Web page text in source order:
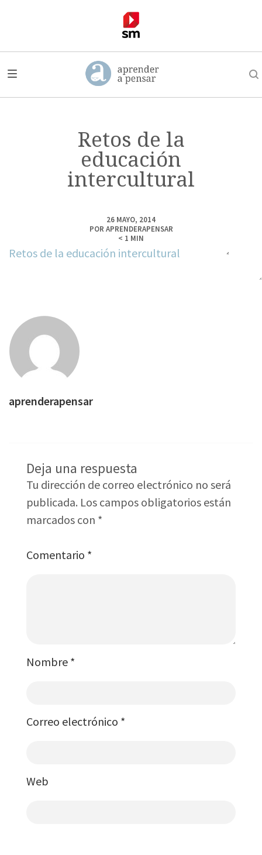
Retos de la
educación
intercultural
26 MAYO, 2014
POR APRENDERAPENSAR
< 1 MIN
Retos de la educación intercultural
aprenderapensar
Deja una respuesta
Tu dirección de correo electrónico no será
publicada. Los campos obligatorios están
marcados con *
Comentario *
Nombre *
Correo electrónico *
Web